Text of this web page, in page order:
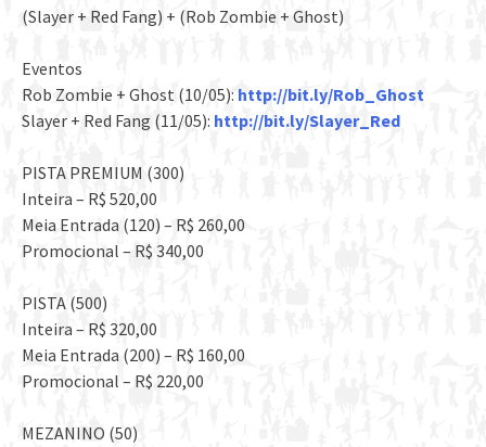
(Slayer + Red Fang) + (Rob Zombie + Ghost)
Eventos
Rob Zombie + Ghost (10/05): http://bit.ly/Rob_Ghost
Slayer + Red Fang (11/05): http://bit.ly/Slayer_Red
PISTA PREMIUM (300)
Inteira – R$ 520,00
Meia Entrada (120) – R$ 260,00
Promocional – R$ 340,00
PISTA (500)
Inteira – R$ 320,00
Meia Entrada (200) – R$ 160,00
Promocional – R$ 220,00
MEZANINO (50)